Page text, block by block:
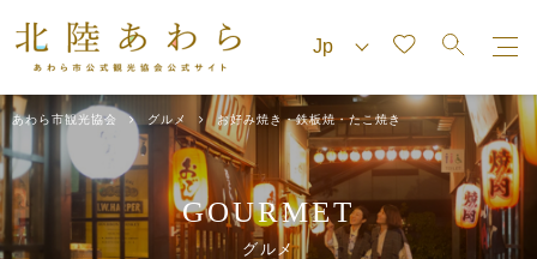
あわら市観光協会 グルメ お好み焼き・鉄板焼・たこ焼き
GOURMET
グルメ